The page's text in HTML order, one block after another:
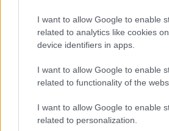
I want to allow Google to enable
related to analytics like cookies
device identifiers in apps.
I want to allow Google to enable
related to functionality of the
I want to allow Google to enable
related to personalization.